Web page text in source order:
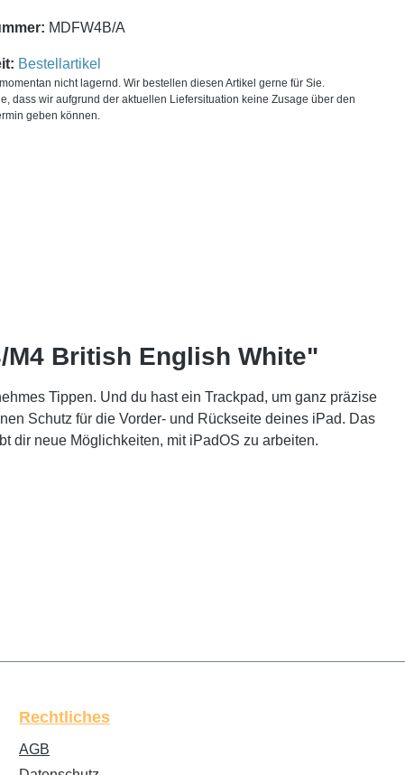
MDFW4B/A
Bestellartikel
nicht lagernd. Wir bestellen diesen Artikel gerne für Sie.
dass wir aufgrund der aktuellen Liefersituation keine Zusage über den
geben können.
British English White"
Tippen. Und du hast ein Trackpad, um ganz präzise
Schutz für die Vorder‑ und Rückseite deines iPad. Das
dir neue Möglichkeiten, mit iPadOS zu arbeiten.
Rechtliches
AGB